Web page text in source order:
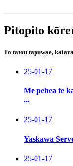
Pitopito
To tatou tapuwae,
25-01-17
Me pehea te
...
25-01-17
Yaskawa
25-01-17